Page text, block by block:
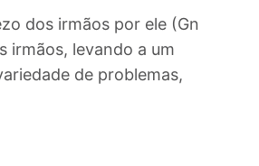
dos irmãos por ele (Gn
irmãos, levando a um
de problemas,